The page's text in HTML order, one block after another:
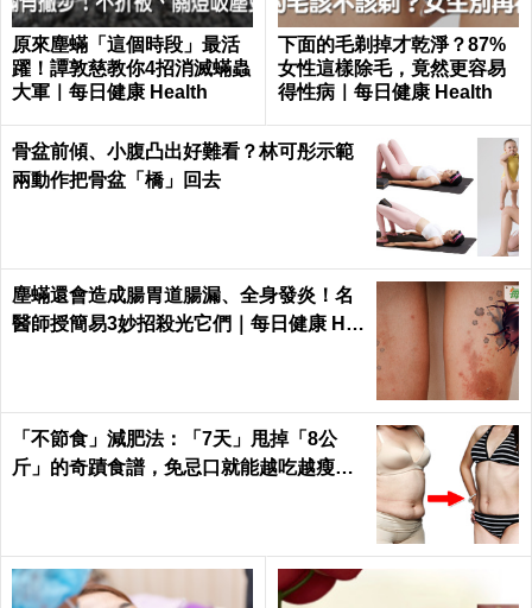
原來塵蟎「這個時段」最活
躍！譚敦慈教你4招消滅蟎蟲
大軍｜每日健康 Health
下面的毛剃掉才乾淨？87%
女性這樣除毛，竟然更容易
得性病｜每日健康 Health
骨盆前傾、小腹凸出好難看？林可彤示範
兩動作把骨盆「橋」回去
塵蟎還會造成腸胃道腸漏、全身發炎！名
醫師授簡易3妙招殺光它們｜每日健康 He
「不節食」減肥法：「7天」甩掉「8公
斤」的奇蹟食譜，免忌口就能越吃越瘦｜